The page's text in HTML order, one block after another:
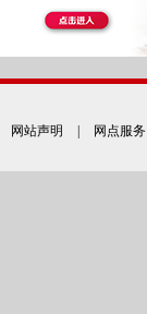
网站声明 网点服务